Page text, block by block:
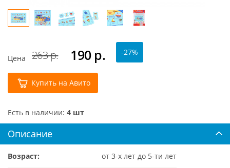
Цена 263 р. 190 р. -27%
Купить на Авито
Есть в наличии: 4 шт
Описание
Возраст: от 3-х лет до 5-ти лет